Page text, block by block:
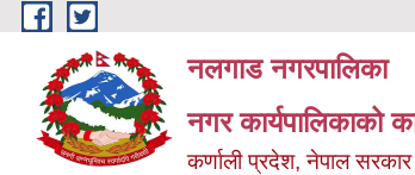
Skip to main content
नलगाड नगरपालिका
नगर कार्यपालिकाको
कर्णाली प्रदेश, नेपाल सरकार